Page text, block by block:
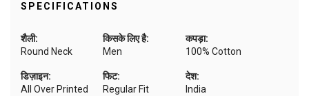
SPECIFICATIONS
शैली:
Round Neck
किसके लिए है:
Men
कपड़ा:
100% Cotton
डिज़ाइन:
All Over Printed
फिट:
Regular Fit
देश:
India